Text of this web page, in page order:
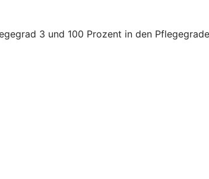
3 und 100 Prozent in den